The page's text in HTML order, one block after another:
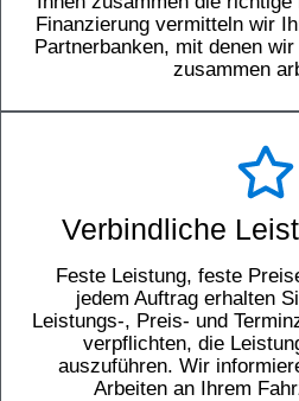
Finanzierung vermitteln wir
Partnerbanken, mit denen
zusammen
Verbindliche
Feste Leistung, feste
jedem Auftrag erhalten
Leistungs-, Preis- und
verpflichten, die
auszuführen. Wir
Arbeiten an Ihrem